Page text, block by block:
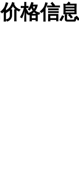
格信息